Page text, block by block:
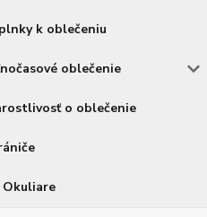
k oblečeniu
oblečenie
o oblečenie
Okuliare